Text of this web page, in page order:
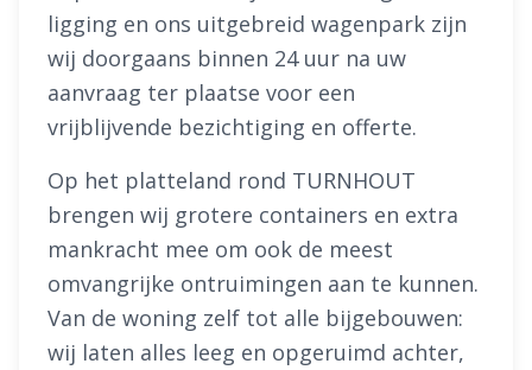
ligging en ons uitgebreid wagenpark zijn
wij doorgaans binnen 24 uur na uw
aanvraag ter plaatse voor een
vrijblijvende bezichtiging en offerte.
Op het platteland rond TURNHOUT
brengen wij grotere containers en extra
mankracht mee om ook de meest
omvangrijke ontruimingen aan te kunnen.
Van de woning zelf tot alle bijgebouwen:
wij laten alles leeg en opgeruimd achter,